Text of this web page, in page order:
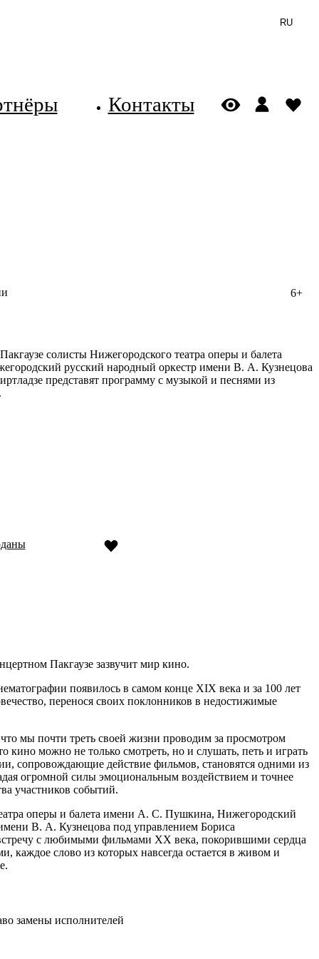
RU
Контакты
6+
солисты Нижегородского театра оперы и балета
русский народный оркестр имени В. А. Кузнецова
представят программу с музыкой и песнями из
Пакгаузе зазвучит мир кино.
появилось в самом конце XIX века и за 100 лет
перенося своих поклонников в недостижимые
мы почти треть своей жизни проводим за просмотром
кино можно не только смотреть, но и слушать, петь и играть
сопровождающие действие фильмов, становятся одними из
огромной силы эмоциональным воздействием и точнее
участников событий.
оперы и балета имени А. С. Пушкина, Нижегородский
В. А. Кузнецова под управлением Бориса
с любимыми фильмами XX века, покорившими сердца
каждое слово из которых навсегда остается в живом и
замены исполнителей